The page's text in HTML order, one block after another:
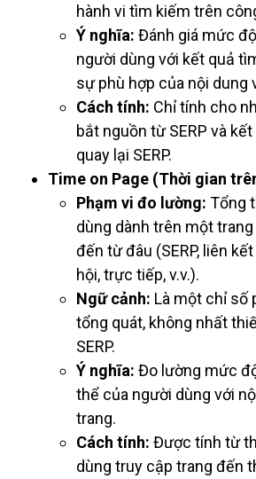
hành vi tìm kiếm trên
Ý nghĩa: Đánh giá mức
người dùng với kết quả
sự phù hợp của nội dung
Cách tính: Chỉ tính cho
bắt nguồn từ SERP và
quay lại SERP.
Time on Page (Thời gian
Phạm vi đo lường: Tổng
dùng dành trên một
đến từ đâu (SERP, liên
hội, trực tiếp, v.v.).
Ngữ cảnh: Là một chỉ số
tổng quát, không nhất
SERP.
Ý nghĩa: Đo lường mức
thể của người dùng với
trang.
Cách tính: Được tính từ
dùng truy cập trang đến